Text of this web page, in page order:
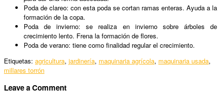
Poda de clareo: con esta poda se cortan ramas enteras. Ayuda a la
formación de la copa.
Poda de invierno: se realiza en invierno sobre árboles de
crecimiento lento. Frena la formación de flores.
Poda de verano: tiene como finalidad regular el crecimiento.
Etiquetas: agricultura, jardinería, maquinaria agrícola, maquinaria usada,
millares torrón
Leave a Comment